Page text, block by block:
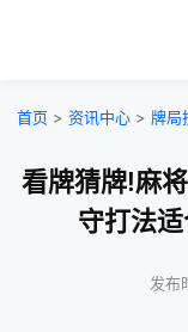
首页 > 资讯中心 > 牌局
看牌猜牌!麻
守打法
发布